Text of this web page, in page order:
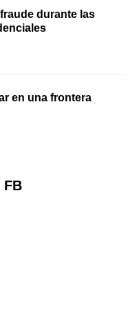
durante las
en una frontera
FB